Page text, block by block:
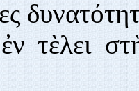
τὲλει